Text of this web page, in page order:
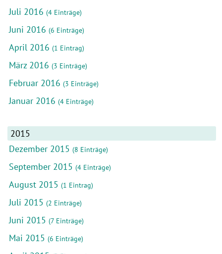
Juli 2016 (4 Einträge)
Juni 2016 (6 Einträge)
April 2016 (1 Eintrag)
März 2016 (3 Einträge)
Februar 2016 (3 Einträge)
Januar 2016 (4 Einträge)
2015
Dezember 2015 (8 Einträge)
September 2015 (4 Einträge)
August 2015 (1 Eintrag)
Juli 2015 (2 Einträge)
Juni 2015 (7 Einträge)
Mai 2015 (6 Einträge)